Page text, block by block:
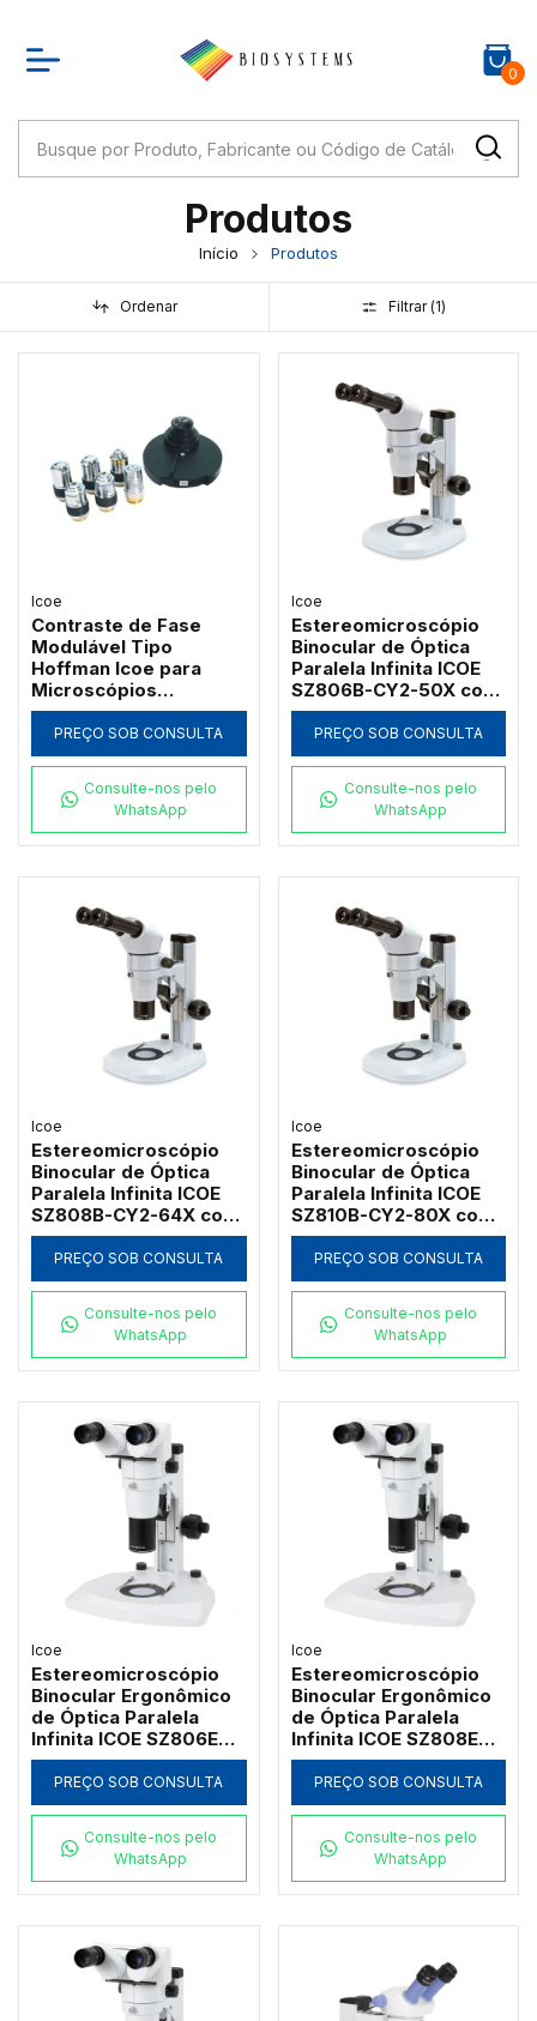
0
Produtos
Início Produtos
Ordenar Filtrar (1)
Icoe
Contraste de Fase
Modulável Tipo
Hoffman Icoe para
Microscópios
Invertidos IV6100 e
IV6200 (Contraste-
Hoffman)
PREÇO SOB CONSULTA
Consulte-nos pelo
WhatsApp
Icoe
Estereomicroscópio
Binocular de Óptica
Paralela Infinita ICOE
SZ806B-CY2-50X com
Zoom Galileano
Indexado e Sistema
AntiShock
PREÇO SOB CONSULTA
Consulte-nos pelo
WhatsApp
Icoe
Estereomicroscópio
Binocular de Óptica
Paralela Infinita ICOE
SZ808B-CY2-64X com
Estativa CY2 e Zoom
até 64x
PREÇO SOB CONSULTA
Consulte-nos pelo
WhatsApp
Icoe
Estereomicroscópio
Binocular de Óptica
Paralela Infinita ICOE
SZ810B-CY2-80X com
Foco Coaxial e Zoom
até 80x
PREÇO SOB CONSULTA
Consulte-nos pelo
WhatsApp
Icoe
Estereomicroscópio
Binocular Ergonômico
de Óptica Paralela
Infinita ICOE SZ806EB-
50X com Cabeçote
Basculante
PREÇO SOB CONSULTA
Consulte-nos pelo
WhatsApp
Icoe
Estereomicroscópio
Binocular Ergonômico
de Óptica Paralela
Infinita ICOE SZ808EB-
64X com Cabeçote
Basculante e Zoom até
64x
PREÇO SOB CONSULTA
Consulte-nos pelo
WhatsApp